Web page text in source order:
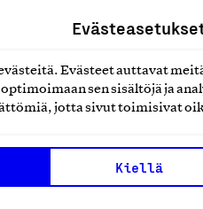
Evästeet auttavat
sen sisältöjä ja
jotta sivut toimisivat
Kiellä
huoltopalvelut